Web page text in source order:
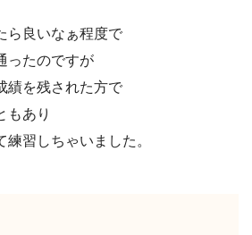
ら良いなぁ程度で
ったのですが
績を残された方で
もあり
習しちゃいました。